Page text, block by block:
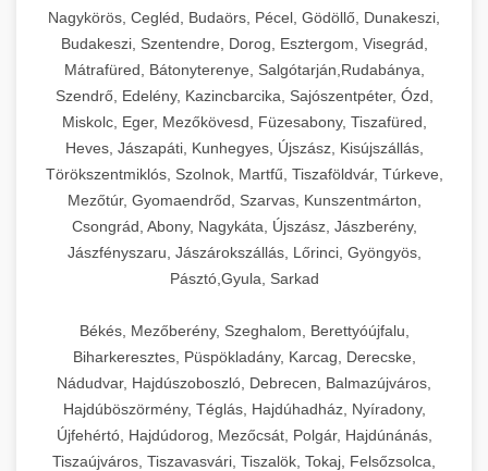
chef-iparikonyhagepek.hu
élelmiszer-előkészítéshez. Különböző reszelési
méretek különböző alkalmazásokhoz.
chef-iparikonyhagepek.hu
kereskedelmi sajtreszelő
🍳 28. Nagykonyhai
Berendezések
+
Teljes körű nagykonyhai berendezések és
professzionális vendéglátóipari kellékek.
Minden, ami szükséges éttermi és catering
műveletekhez.
chef-iparikonyhagepek.hu
kereskedelmi konyhai megoldások
Nagykörös, Cegléd, Budaörs, Pécel, Gödöllő, Dunakeszi,
Budakeszi, Szentendre, Dorog, Esztergom, Visegrád,
Mátrafüred, Bátonyterenye, Salgótarján,Rudabánya,
Szendrő, Edelény, Kazincbarcika, Sajószentpéter, Ózd,
Miskolc, Eger, Mezőkövesd, Füzesabony, Tiszafüred,
Heves, Jászapáti, Kunhegyes, Újszász, Kisújszállás,
Törökszentmiklós, Szolnok, Martfű, Tiszaföldvár, Túrkeve,
Mezőtúr, Gyomaendrőd, Szarvas, Kunszentmárton,
Csongrád, Abony, Nagykáta, Újszász, Jászberény,
Jászfényszaru, Jászárokszállás, Lőrinci, Gyöngyös,
Pásztó,Gyula, Sarkad
Békés, Mezőberény, Szeghalom, Berettyóújfalu,
Biharkeresztes, Püspökladány, Karcag, Derecske,
Nádudvar, Hajdúszoboszló, Debrecen, Balmazújváros,
Hajdúböszörmény, Téglás, Hajdúhadház, Nyíradony,
Újfehértó, Hajdúdorog, Mezőcsát, Polgár, Hajdúnánás,
Tiszaújváros, Tiszavasvári, Tiszalök, Tokaj, Felsőzsolca,